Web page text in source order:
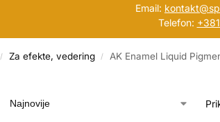
Email:
Telefon:
/ Za efekte, vedering / AK Enamel Liquid